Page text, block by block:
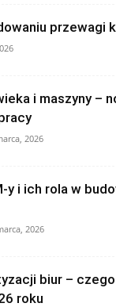
przewagi
i maszyny –
2026
y i ich rola w
2026
biur –
roku